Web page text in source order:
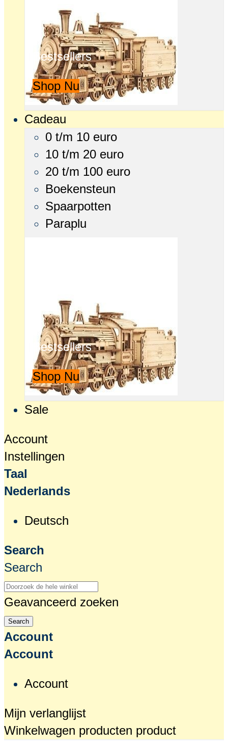
Bestsellers
Shop Nu
Cadeau
0 t/m 10 euro
10 t/m 20 euro
20 t/m 100 euro
Boekensteun
Spaarpotten
Paraplu
Bestsellers
Shop Nu
Sale
Account
Instellingen
Taal
Nederlands
Deutsch
Search
Search
Geavanceerd zoeken
Search
Account
Account
Account
Mijn verlanglijst
Winkelwagen producten product